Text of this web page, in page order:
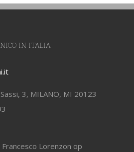
IN ITALIA
3, MILANO, MI 20123
Lorenzon op